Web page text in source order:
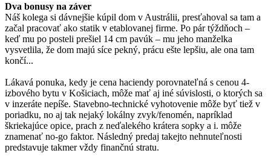
Dva bonusy na záver
Náš kolega si dávnejšie kúpil dom v Austrálii, presťahoval sa tam a
začal pracovať ako statik v etablovanej firme. Po pár týždňoch –
keď mu po posteli prešiel 14 cm pavúk – mu jeho manželka
vysvetlila, že dom majú síce pekný, prácu ešte lepšiu, ale ona tam
končí...
Lákavá ponuka, kedy je cena haciendy porovnateľná s cenou 4-
izbového bytu v Košiciach, môže mať aj iné súvislosti, o ktorých sa
v inzeráte nepíše. Stavebno-technické vyhotovenie môže byť tiež v
poriadku, no aj tak nejaký lokálny zvyk/fenomén, napríklad
škriekajúce opice, prach z neďalekého krátera sopky a i. môže
znamenať no-go faktor. Následný predaj takejto nehnuteľnosti
predstavuje takmer vždy finančnú stratu.